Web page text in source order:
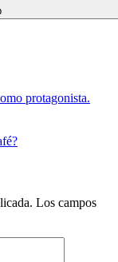
protagonista.
Los campos